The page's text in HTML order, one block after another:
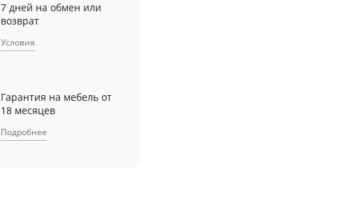
7 дней на обмен или
возврат
Условия
Гарантия на мебель от
18 месяцев
Подробнее